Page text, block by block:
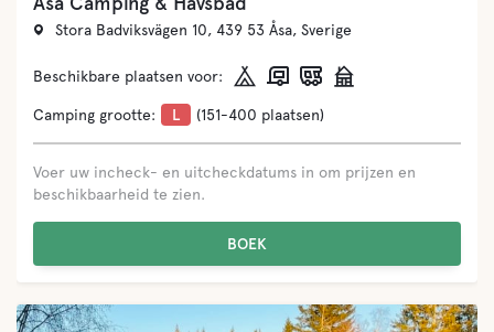
Stora Badviksvägen 10, 439 53 Åsa, Sverige
Beschikbare plaatsen voor:
Camping grootte: L (151-400 plaatsen)
Voer uw incheck- en uitcheckdatums in om prijzen en
beschikbaarheid te zien.
BOEK